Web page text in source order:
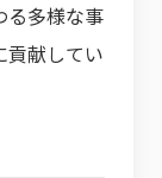
る多様な事
貢献してい